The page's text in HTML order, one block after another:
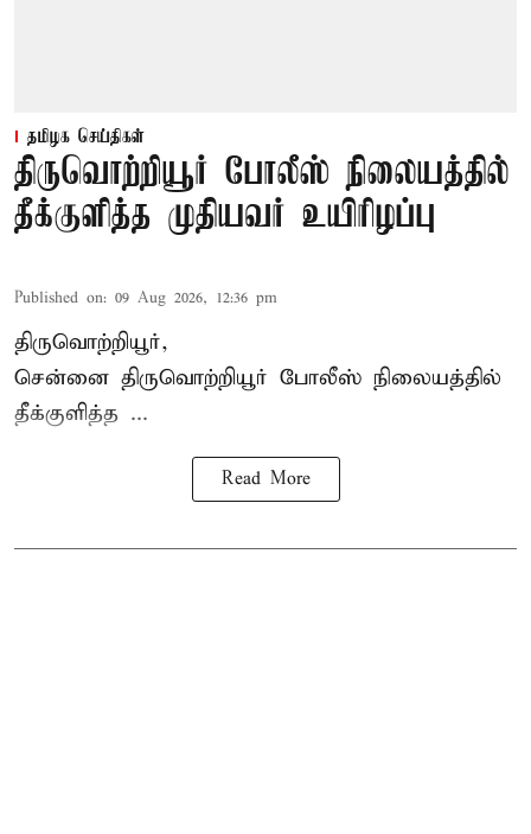
தமிழக செய்திகள்
திருவொற்றியூர் போலீஸ் நிலையத்தில்
தீக்குளித்த முதியவர் உயிரிழப்பு
Published on: 09 Aug 2026, 12:36 pm
திருவொற்றியூர்,
சென்னை திருவொற்றியூர் போலீஸ் நிலையத்தில்
தீக்குளித்த ...
Read More